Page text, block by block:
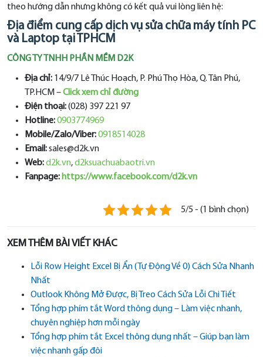
theo hướng dẫn nhưng không có kết quả vui lòng liên hệ:
Địa điểm cung cấp dịch vụ sửa chữa máy tính PC
và Laptop tại TPHCM
CÔNG TY TNHH PHẦN MỀM D2K
Địa chỉ: 14/9/7 Lê Thúc Hoạch, P. Phú Thọ Hòa, Q. Tân Phú,
TP.HCM –Click xem chỉ đường
Điện thoại:(028) 397 221 97
Hotline:0903774969
Mobile/Zalo/Viber:0918514028
Email:sales@d2k.vn
Web:d2k.vn,d2ksuachuabaotri.vn
Fanpage: https://www.facebook.com/d2k.vn
5/5 - (1 bình chọn)
XEM THÊM BÀI VIẾT KHÁC
Lỗi Row Height Excel Bị Ẩn (Tự Động Về 0) Cách Sửa Nhanh
Nhất
Outlook Không Mở Được, Bị Treo Cách Sửa Lỗi Chi Tiết
Tổng hợp phím tắt Word thông dụng – Làm việc nhanh,
chuyên nghiệp hơn mỗi ngày
Tổng hợp phím tắt Excel thông dụng nhất – Giúp bạn làm
việc nhanh gấp đôi